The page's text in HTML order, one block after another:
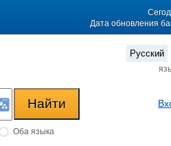
Дата обновления
Русский
Оба языка